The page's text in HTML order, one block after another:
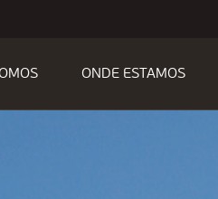
ONDE ESTAMOS